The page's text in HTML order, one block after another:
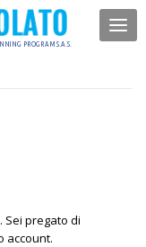
PROGRAM S.A.S.
pregato di
account.